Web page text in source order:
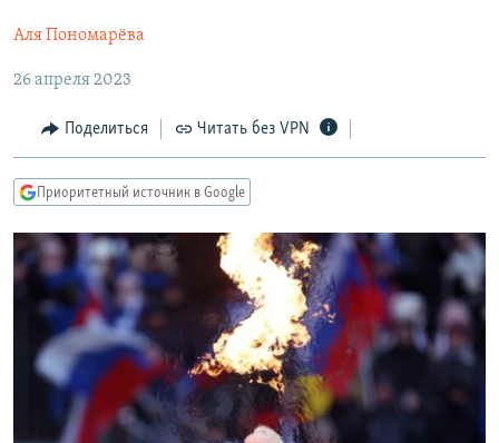
Вернутся
навигации
Вернутся
поиску
МНЕНИЯ
КУЛЬТУРА
IDEL.РЕАЛИИ
СЕВЕР.РЕАЛИИ
СИБИРЬ.РЕАЛИИ
РАСПИСАНИЕ ВЕЩАНИЯ
ПОДПИШИТЕСЬ НА РАССЫЛКУ
СОЦИАЛЬНЫЕ СЕТИ
Аля Пономарёва
26 апреля 2023
Поделиться Читать без VPN
Приоритетный источник в Google